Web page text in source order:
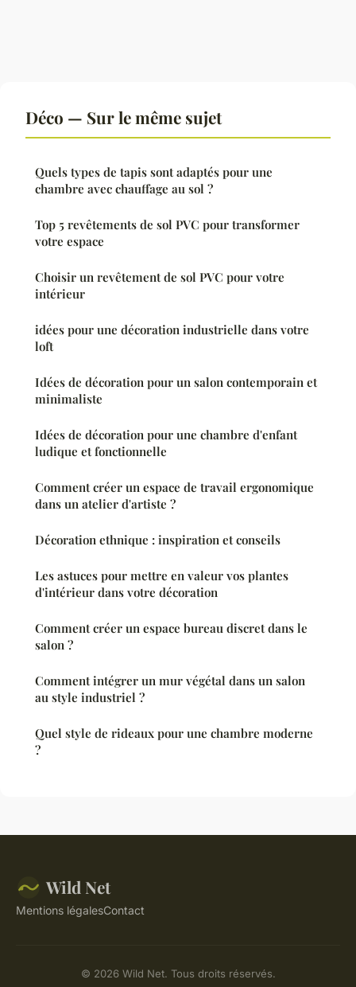
Déco — Sur le même sujet
Quels types de tapis sont adaptés pour une
chambre avec chauffage au sol ?
Top 5 revêtements de sol PVC pour transformer
votre espace
Choisir un revêtement de sol PVC pour votre
intérieur
idées pour une décoration industrielle dans votre
loft
Idées de décoration pour un salon contemporain et
minimaliste
Idées de décoration pour une chambre d'enfant
ludique et fonctionnelle
Comment créer un espace de travail ergonomique
dans un atelier d'artiste ?
Décoration ethnique : inspiration et conseils
Les astuces pour mettre en valeur vos plantes
d'intérieur dans votre décoration
Comment créer un espace bureau discret dans le
salon ?
Comment intégrer un mur végétal dans un salon
au style industriel ?
Quel style de rideaux pour une chambre moderne
?
Wild Net
Mentions légalesContact
© 2026 Wild Net. Tous droits réservés.